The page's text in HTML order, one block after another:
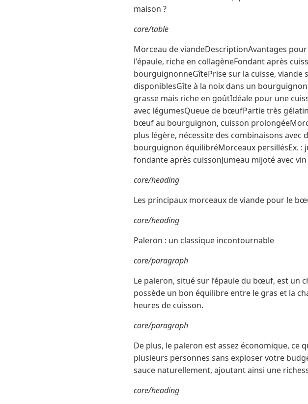
maison ?
core/table
Morceau de viandeDescriptionAvantages
l'épaule, riche en collagèneFondant après
bourguignonneGîtePrise sur la cuisse,
disponiblesGîte à la noix dans un
grasse mais riche en goûtIdéale pour une
avec légumesQueue de bœufPartie très
bœuf au bourguignon, cuisson
plus légère, nécessite des combinaisons
bourguignon équilibréMorceaux persillésEx. :
fondante après cuissonJumeau mijoté avec
core/heading
Les principaux morceaux de viande pour le
core/heading
Paleron : un classique incontournable
core/paragraph
Le paleron, situé sur l’épaule du bœuf, est
possède un bon équilibre entre le gras et la
heures de cuisson.
core/paragraph
De plus, le paleron est assez économique, ce
plusieurs personnes sans exploser votre
sauce naturellement, ajoutant ainsi une
core/heading